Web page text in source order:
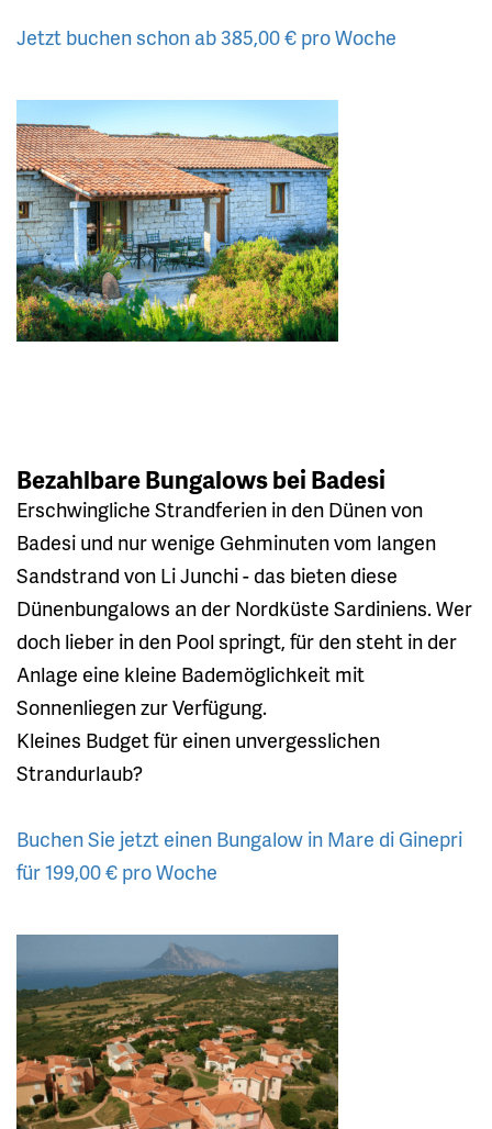
Jetzt buchen schon ab 385,00 € pro Woche
Bezahlbare Bungalows bei Badesi
Erschwingliche Strandferien in den Dünen von
Badesi und nur wenige Gehminuten vom langen
Sandstrand von Li Junchi - das bieten diese
Dünenbungalows an der Nordküste Sardiniens. Wer
doch lieber in den Pool springt, für den steht in der
Anlage eine kleine Bademöglichkeit mit
Sonnenliegen zur Verfügung.
Kleines Budget für einen unvergesslichen
Strandurlaub?
Buchen Sie jetzt einen Bungalow in Mare di Ginepri
für 199,00 € pro Woche